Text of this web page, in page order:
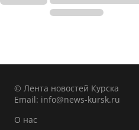
© Лента новостей Курска
Email: info@news-kursk.ru
О нас